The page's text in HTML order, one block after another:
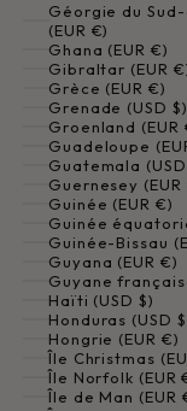
Géorgie du
(EUR €)
Ghana (EUR €)
Gibraltar (EUR
Grèce (EUR €)
Grenade (USD $)
Groenland (EUR
Guadeloupe
Guatemala
Guernesey (EUR
Guinée (EUR €)
Guinée
Guinée-Bissau
Guyana (EUR €)
Guyane
Haïti (USD $)
Honduras (USD
Hongrie (EUR €)
Île Christmas
Île Norfolk (EUR
Île de Man (EUR